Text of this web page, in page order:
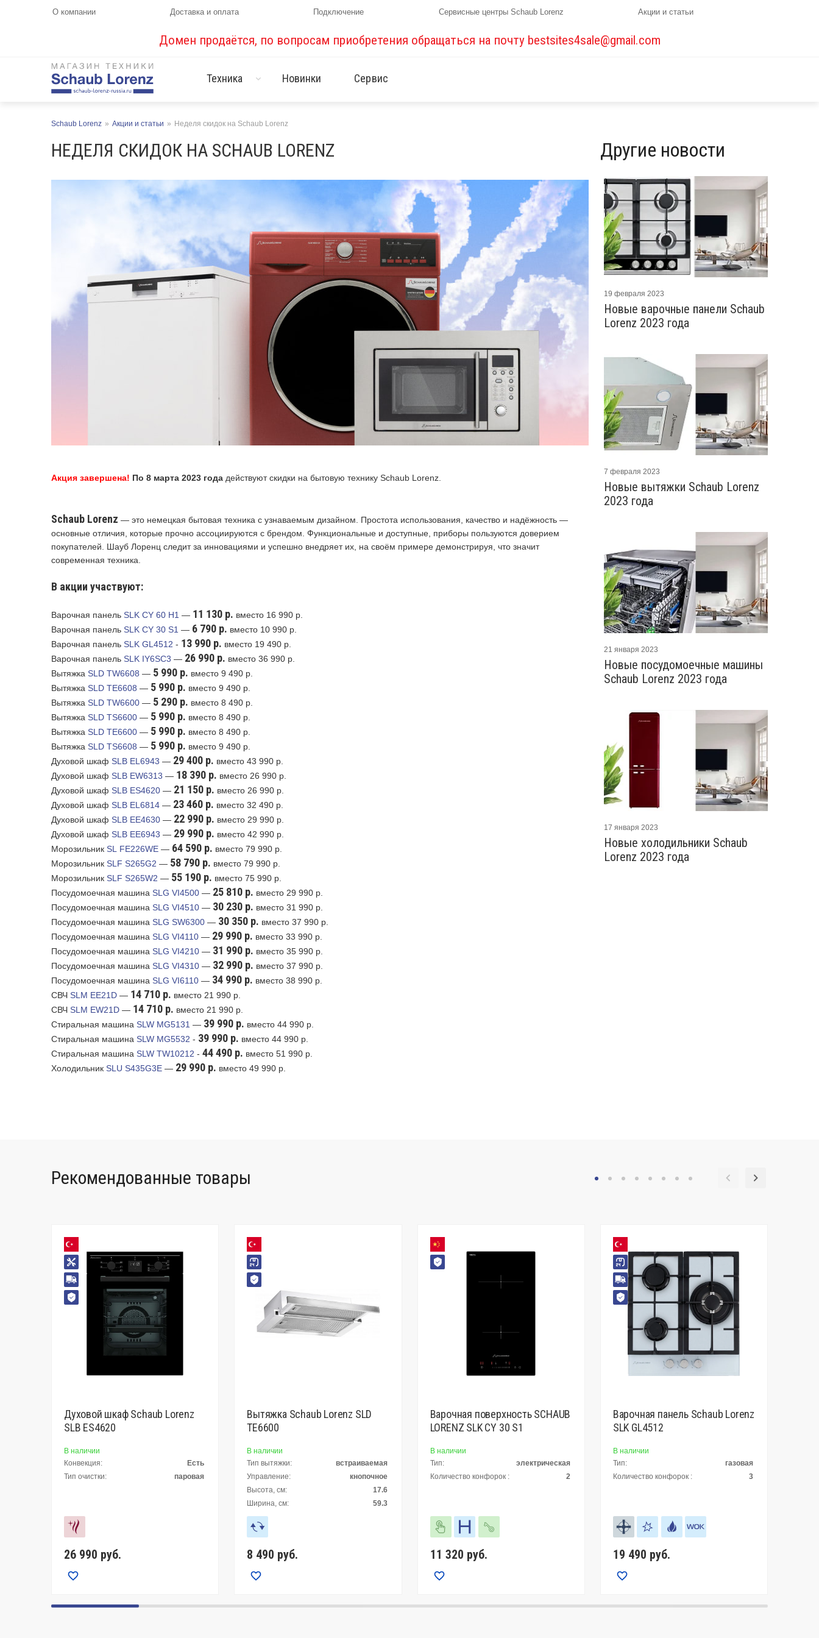
О компании Доставка и оплата Подключение Сервисные центры Schaub Lorenz Акции и статьи
Домен продаётся, по вопросам приобретения обращаться на почту bestsites4sale@gmail.com
Техника Новинки Сервис
Schaub Lorenz » Акции и статьи » Неделя скидок на Schaub Lorenz
НЕДЕЛЯ СКИДОК НА SCHAUB LORENZ
Акция завершена! По 8 марта 2023 года действуют скидки на бытовую технику Schaub Lorenz.
Schaub Lorenz — это немецкая бытовая техника с узнаваемым дизайном. Простота использования, качество и надёжность —
основные отличия, которые прочно ассоциируются с брендом. Функциональные и доступные, приборы пользуются доверием
покупателей. Шауб Лоренц следит за инновациями и успешно внедряет их, на своём примере демонстрируя, что значит
современная техника.
В акции участвуют:
Варочная панель SLK CY 60 H1 — 11 130 р. вместо 16 990 р.
Варочная панель SLK CY 30 S1 — 6 790 р. вместо 10 990 р.
Варочная панель SLK GL4512 - 13 990 р. вместо 19 490 р.
Варочная панель SLK IY6SC3 — 26 990 р. вместо 36 990 р.
Вытяжка SLD TW6608 — 5 990 р. вместо 9 490 р.
Вытяжка SLD TE6608 — 5 990 р. вместо 9 490 р.
Вытяжка SLD TW6600 — 5 290 р. вместо 8 490 р.
Вытяжка SLD TS6600 — 5 990 р. вместо 8 490 р.
Вытяжка SLD TE6600 — 5 990 р. вместо 8 490 р.
Вытяжка SLD TS6608 — 5 990 р. вместо 9 490 р.
Духовой шкаф SLB EL6943 — 29 400 р. вместо 43 990 р.
Духовой шкаф SLB EW6313 — 18 390 р. вместо 26 990 р.
Духовой шкаф SLB ES4620 — 21 150 р. вместо 26 990 р.
Духовой шкаф SLB EL6814 — 23 460 р. вместо 32 490 р.
Духовой шкаф SLB EE4630 — 22 990 р. вместо 29 990 р.
Духовой шкаф SLB EE6943 — 29 990 р. вместо 42 990 р.
Морозильник SL FE226WE — 64 590 р. вместо 79 990 р.
Морозильник SLF S265G2 — 58 790 р. вместо 79 990 р.
Морозильник SLF S265W2 — 55 190 р. вместо 75 990 р.
Посудомоечная машина SLG VI4500 — 25 810 р. вместо 29 990 р.
Посудомоечная машина SLG VI4510 — 30 230 р. вместо 31 990 р.
Посудомоечная машина SLG SW6300 — 30 350 р. вместо 37 990 р.
Посудомоечная машина SLG VI4110 — 29 990 р. вместо 33 990 р.
Посудомоечная машина SLG VI4210 — 31 990 р. вместо 35 990 р.
Посудомоечная машина SLG VI4310 — 32 990 р. вместо 37 990 р.
Посудомоечная машина SLG VI6110 — 34 990 р. вместо 38 990 р.
СВЧ SLM EE21D — 14 710 р. вместо 21 990 р.
СВЧ SLM EW21D — 14 710 р. вместо 21 990 р.
Стиральная машина SLW MG5131 — 39 990 р. вместо 44 990 р.
Стиральная машина SLW MG5532 - 39 990 р. вместо 44 990 р.
Стиральная машина SLW TW10212 - 44 490 р. вместо 51 990 р.
Холодильник SLU S435G3E — 29 990 р. вместо 49 990 р.
Другие новости
Новые варочные панели Schaub
Lorenz 2023 года
19 февраля 2023
Новые вытяжки Schaub Lorenz
2023 года
7 февраля 2023
Новые посудомоечные машины
Schaub Lorenz 2023 года
21 января 2023
Новые холодильники Schaub
Lorenz 2023 года
17 января 2023
Рекомендованные товары
Духовой шкаф Schaub Lorenz
SLB ES4620
В наличии
Конвекция:
Есть
Тип очистки:
паровая
26 990 руб.
Вытяжка Schaub Lorenz SLD
TE6600
В наличии
Тип вытяжки:
встраиваемая
Управление:
кнопочное
Высота, см:
17.6
Ширина, см:
59.3
8 490 руб.
Варочная поверхность SCHAUB
LORENZ SLK CY 30 S1
В наличии
Тип:
электрическая
Количество конфорок :
2
11 320 руб.
Варочная панель Schaub Lorenz
SLK GL4512
В наличии
Тип:
газовая
Количество конфорок :
3
19 490 руб.